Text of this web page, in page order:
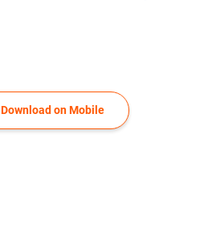
Download on Mobile